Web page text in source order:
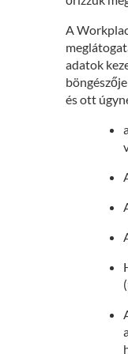
A
adatok
és ott